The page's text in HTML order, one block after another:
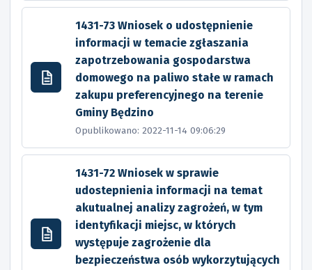
1431-73 Wniosek o udostępnienie
informacji w temacie zgłaszania
zapotrzebowania gospodarstwa
domowego na paliwo stałe w ramach
zakupu preferencyjnego na terenie
Gminy Będzino
Opublikowano: 2022-11-14 09:06:29
1431-72 Wniosek w sprawie
udostepnienia informacji na temat
akutualnej analizy zagrożeń, w tym
identyfikacji miejsc, w których
występuje zagrożenie dla
bezpieczeństwa osób wykorzytujących